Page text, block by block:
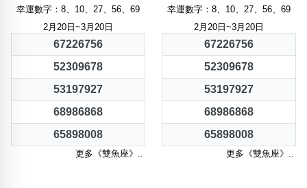
幸運數字：8、10、27、56、69
2月20日~3月20日
67226756
52309678
53197927
68986868
65898008
更多《雙魚座》..
幸運數字：8、10、27、56、69
2月20日~3月20日
67226756
52309678
53197927
68986868
65898008
更多《雙魚座》..